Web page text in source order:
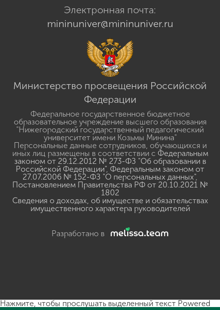
Электронная почта:
mininuniver@mininuniver.ru
Министерство просвещения Российской
Федерации
Федеральное государственное бюджетное
образовательное учреждение высшего образования
"Нижегородский государственный педагогический
университет имени Козьмы Минина"
Персональные данные сотрудников, обучающихся и
иных лиц размещены в соответствии с Федеральным
законом от 29.12.2012 № 273-ФЗ "Об образовании в
Российской Федерации", Федеральным законом от
27.07.2006 № 152-ФЗ "О персональных данных",
Постановлением Правительства РФ от 20.10.2021 №
1802
Сведения о доходах, об имуществе и обязательствах
имущественного характера руководителей
Разработано в
Нажмите, чтобы прослушать выделенный текст Powered